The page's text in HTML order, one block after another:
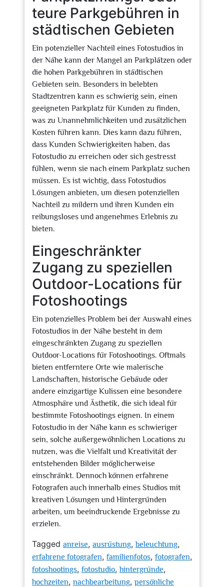
teure Parkgebühren in
städtischen Gebieten
Ein potenzieller Nachteil eines Fotostudios in
der Nähe kann der Mangel an Parkplätzen oder
die hohen Parkgebühren in städtischen
Gebieten sein. Besonders in belebten
Stadtzentren kann es schwierig sein, einen
geeigneten Parkplatz für Kunden zu finden,
was zu Unannehmlichkeiten und zusätzlichen
Kosten führen kann. Dies kann dazu führen,
dass Kunden Schwierigkeiten haben, das
Fotostudio zu erreichen oder sich gestresst
fühlen, wenn sie nach einem Parkplatz suchen
müssen. Es ist wichtig, dass Fotostudios
Lösungen anbieten, um diesen potenziellen
Nachteil zu mildern und ihren Kunden ein
reibungsloses und angenehmes Erlebnis zu
bieten.
Eingeschränkter
Zugang zu speziellen
Outdoor-Locations für
Fotoshootings
Ein potenzielles Problem bei der Auswahl eines
Fotostudios in der Nähe besteht in dem
eingeschränkten Zugang zu speziellen
Outdoor-Locations für Fotoshootings. Oftmals
bieten entferntere Orte wie malerische
Landschaften, historische Gebäude oder
andere einzigartige Kulissen eine besondere
Atmosphäre und Ästhetik, die sich ideal für
bestimmte Fotoshootings eignen. In einem
Fotostudio in der Nähe kann es schwieriger
sein, solche außergewöhnlichen Locations zu
nutzen, was die Vielfalt und Kreativität der
entstehenden Bilder möglicherweise
einschränkt. Dennoch können erfahrene
Fotografen auch innerhalb eines Studios mit
kreativen Lösungen und Hintergründen
arbeiten, um beeindruckende Ergebnisse zu
erzielen.
Tagged anreise, ausrüstung,beleuchtung,
erfahrene fotografen, familienfotos, fotografen,
fotoshootings, fotostudio,hintergründe,
hochzeiten, nachbearbeitung, persönliche